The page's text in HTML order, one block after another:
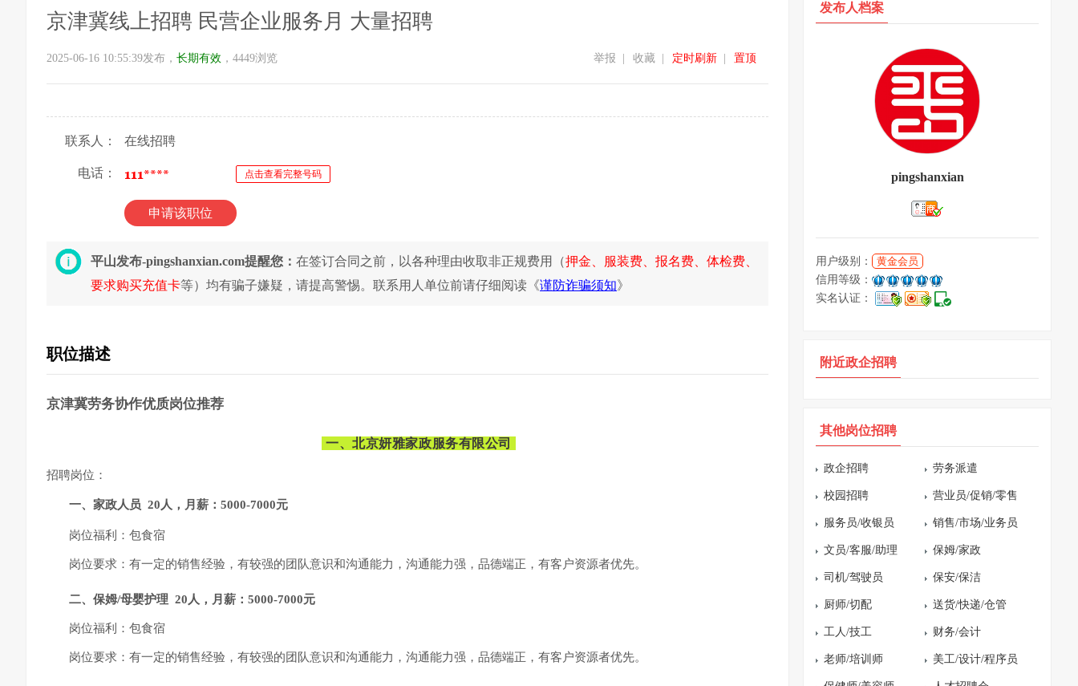
京津冀线上招聘 民营企业服务月 大量招聘
2025-06-16 10:55:39发布， 长期有效 ，4449浏览 置顶
定时刷新
收藏
举报
联系人： 在线招聘
电话： 点击查看完整号码
申请该职位
平山发布-pingshanxian.com提醒您： 在签订合同之前，以各种理由收取非正规费用（押金、服装费、报名费、体检费、
要求购买充值卡等）均有骗子嫌疑，请提高警惕。联系用人单位前请仔细阅读《谨防诈骗须知》
职位描述
京津冀劳务协作优质岗位推荐
一、北京妍雅家政服务有限公司
招聘岗位：
一、家政人员 20人，月薪：5000-7000元
岗位福利：包食宿
岗位要求：有一定的销售经验，有较强的团队意识和沟通能力，沟通能力强，品德端正，有客户资源者优先。
二、保姆/母婴护理 20人，月薪：5000-7000元
岗位福利：包食宿
岗位要求：有一定的销售经验，有较强的团队意识和沟通能力，沟通能力强，品德端正，有客户资源者优先。
发布人档案
pingshanxian
用户级别：
黄金会员
信用等级：
实名认证：
附近政企招聘
其他岗位招聘
政企招聘 劳务派遣
校园招聘 营业员/促销/零售
服务员/收银员 销售/市场/业务员
文员/客服/助理 保姆/家政
司机/驾驶员 保安/保洁
厨师/切配 送货/快递/仓管
工人/技工 财务/会计
老师/培训师 美工/设计/程序员